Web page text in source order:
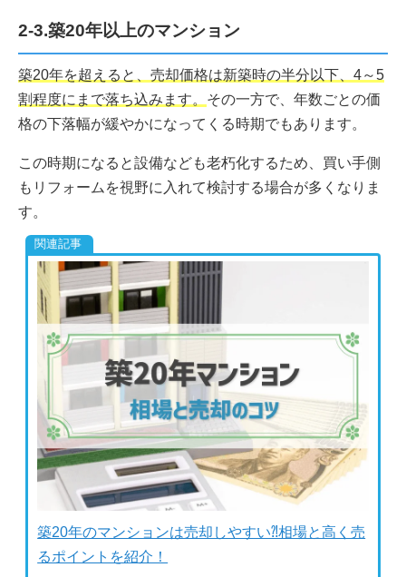
2-3.築20年以上のマンション
築20年を超えると、売却価格は新築時の半分以下、4～5
割程度にまで落ち込みます。 その一方で、年数ごとの価
格の下落幅が緩やかになってくる時期でもあります。
この時期になると設備なども老朽化するため、買い手側
もリフォームを視野に入れて検討する場合が多くなりま
す。
築20年のマンションは売却しやすい⁈相場と高く売
るポイントを紹介！